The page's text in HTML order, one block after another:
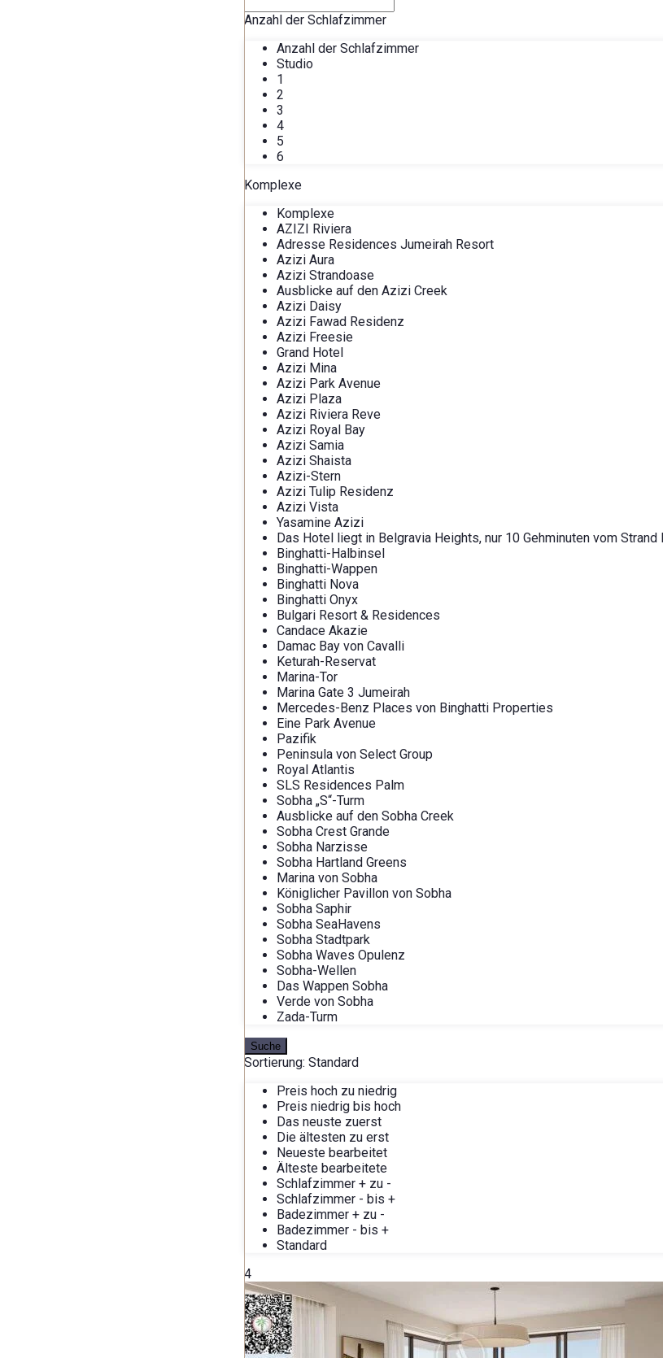
Anzahl der Schlafzimmer
Anzahl der Schlafzimmer
Studio
1
2
3
4
5
6
Komplexe
Komplexe
AZIZI Riviera
Adresse Residences Jumeirah Resort
Azizi Aura
Azizi Strandoase
Ausblicke auf den Azizi Creek
Azizi Daisy
Azizi Fawad Residenz
Azizi Freesie
Grand Hotel
Azizi Mina
Azizi Park Avenue
Azizi Plaza
Azizi Riviera Reve
Azizi Royal Bay
Azizi Samia
Azizi Shaista
Azizi-Stern
Azizi Tulip Residenz
Azizi Vista
Yasamine Azizi
Das Hotel liegt in Belgravia Heights, nur 10 Gehminuten vom Strand
Binghatti-Halbinsel
Binghatti-Wappen
Binghatti Nova
Binghatti Onyx
Bulgari Resort & Residences
Candace Akazie
Damac Bay von Cavalli
Keturah-Reservat
Marina-Tor
Marina Gate 3 Jumeirah
Mercedes-Benz Places von Binghatti Properties
Eine Park Avenue
Pazifik
Peninsula von Select Group
Royal Atlantis
SLS Residences Palm
Sobha „S“-Turm
Ausblicke auf den Sobha Creek
Sobha Crest Grande
Sobha Narzisse
Sobha Hartland Greens
Marina von Sobha
Königlicher Pavillon von Sobha
Sobha Saphir
Sobha SeaHavens
Sobha Stadtpark
Sobha Waves Opulenz
Sobha-Wellen
Das Wappen Sobha
Verde von Sobha
Zada-Turm
Suche
Sortierung: Standard
Preis hoch zu niedrig
Preis niedrig bis hoch
Das neuste zuerst
Die ältesten zu erst
Neueste bearbeitet
Älteste bearbeitete
Schlafzimmer + zu -
Schlafzimmer - bis +
Badezimmer + zu -
Badezimmer - bis +
Standard
4